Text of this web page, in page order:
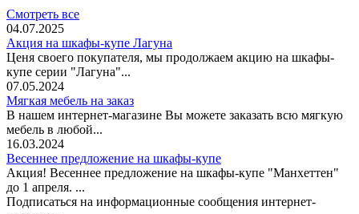
Смотреть все
04.07.2025
Акция на шкафы-купе Лагуна
Ценя своего покупателя, мы продолжаем акцию на шкафы-
купе серии "Лагуна"...
07.05.2024
Мягкая мебель на заказ
В нашем интернет-магазине Вы можете заказать всю мягкую
мебель в любой...
16.03.2024
Весеннее предложение на шкафы-купе
Акция! Весеннее предложение на шкафы-купе "Манхеттен"
до 1 апреля. ...
Подписаться на информационные сообщения интернет-